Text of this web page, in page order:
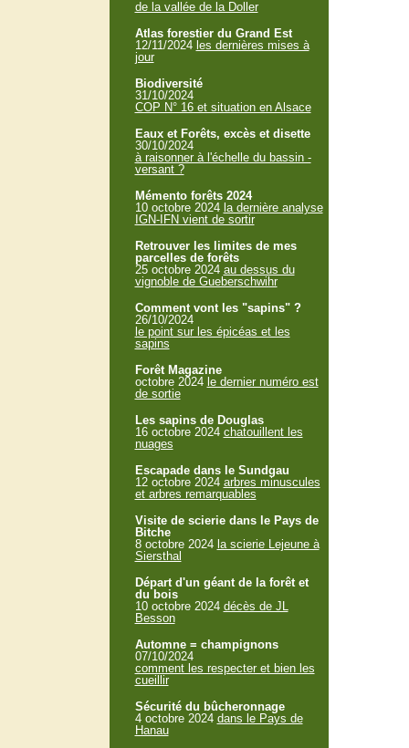
de la vallée de la Doller
Atlas forestier du Grand Est
12/11/2024 les dernières mises à
jour
Biodiversité
31/10/2024
COP N° 16 et situation en Alsace
Eaux et Forêts, excès et disette
30/10/2024
à raisonner à l'échelle du bassin -
versant ?
Mémento forêts 2024
10 octobre 2024 la dernière analyse
IGN-IFN vient de sortir
Retrouver les limites de mes
parcelles de forêts
25 octobre 2024 au dessus du
vignoble de Gueberschwihr
Comment vont les "sapins" ?
26/10/2024
le point sur les épicéas et les
sapins
Forêt Magazine
octobre 2024 le dernier numéro est
de sortie
Les sapins de Douglas
16 octobre 2024 chatouillent les
nuages
Escapade dans le Sundgau
12 octobre 2024 arbres minuscules
et arbres remarquables
Visite de scierie dans le Pays de
Bitche
8 octobre 2024 la scierie Lejeune à
Siersthal
Départ d'un géant de la forêt et
du bois
10 octobre 2024 décès de JL
Besson
Automne = champignons
07/10/2024
comment les respecter et bien les
cueillir
Sécurité du bûcheronnage
4 octobre 2024 dans le Pays de
Hanau